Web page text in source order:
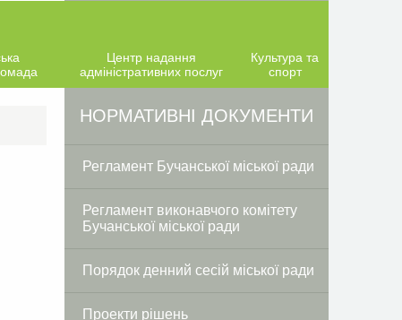
Центр надання
адміністративних послуг
Культура та
спорт
Facebook
Twitter
НОРМАТИВНІ ДОКУМЕНТИ
Регламент Бучанської міської ради
Регламент виконавчого комітету
Бучанської міської ради
Порядок денний сесій міської ради
Проекти рішень